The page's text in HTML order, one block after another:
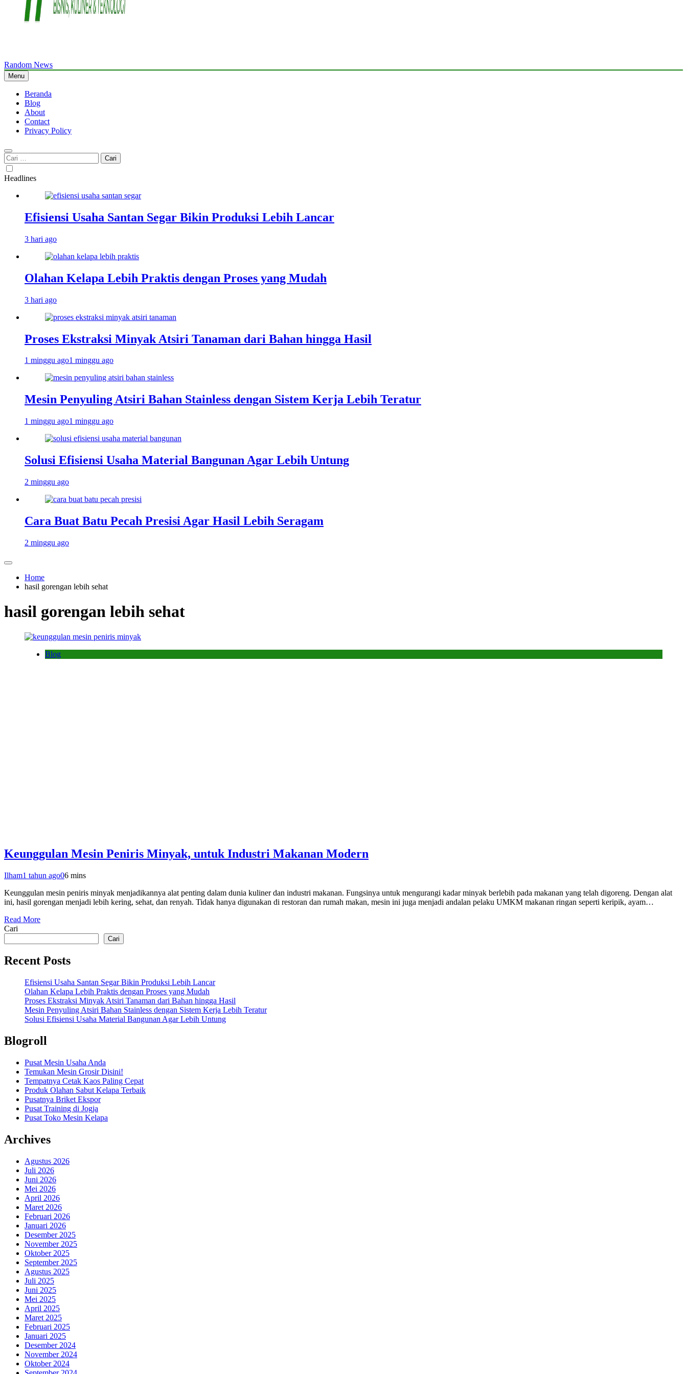
WriteMyPaperme.com
Bisnis, Kuliner, Teknologi
Random News
Menu
Beranda
Blog
About
Contact
Privacy Policy
Cari
untuk:
Headlines
Efisiensi Usaha Santan Segar Bikin Produksi Lebih Lancar
3 hari ago
Olahan Kelapa Lebih Praktis dengan Proses yang Mudah
3 hari ago
Proses Ekstraksi Minyak Atsiri Tanaman dari Bahan hingga Hasil
1 minggu ago1 minggu ago
Mesin Penyuling Atsiri Bahan Stainless dengan Sistem Kerja Lebih Teratur
1 minggu ago1 minggu ago
Solusi Efisiensi Usaha Material Bangunan Agar Lebih Untung
2 minggu ago
Cara Buat Batu Pecah Presisi Agar Hasil Lebih Seragam
2 minggu ago
Home
hasil gorengan lebih sehat
hasil gorengan lebih sehat
Blog
Keunggulan Mesin Peniris Minyak, untuk Industri Makanan Modern
Ilham1 tahun ago06 mins
Keunggulan mesin peniris minyak menjadikannya alat penting dalam dunia kuliner dan industri makanan. Fungsinya untuk mengurangi kadar minyak berlebih pada makanan yang telah digoreng. Dengan alat
ini, hasil gorengan menjadi lebih kering, sehat, dan renyah. Tidak hanya digunakan di restoran dan rumah makan, mesin ini juga menjadi andalan pelaku UMKM makanan ringan seperti keripik, ayam…
Read More
Cari
Cari
Recent Posts
Efisiensi Usaha Santan Segar Bikin Produksi Lebih Lancar
Olahan Kelapa Lebih Praktis dengan Proses yang Mudah
Proses Ekstraksi Minyak Atsiri Tanaman dari Bahan hingga Hasil
Mesin Penyuling Atsiri Bahan Stainless dengan Sistem Kerja Lebih Teratur
Solusi Efisiensi Usaha Material Bangunan Agar Lebih Untung
Blogroll
Pusat Mesin Usaha Anda
Temukan Mesin Grosir Disini!
Tempatnya Cetak Kaos Paling Cepat
Produk Olahan Sabut Kelapa Terbaik
Pusatnya Briket Ekspor
Pusat Training di Jogja
Pusat Toko Mesin Kelapa
Archives
Agustus 2026
Juli 2026
Juni 2026
Mei 2026
April 2026
Maret 2026
Februari 2026
Januari 2026
Desember 2025
November 2025
Oktober 2025
September 2025
Agustus 2025
Juli 2025
Juni 2025
Mei 2025
April 2025
Maret 2025
Februari 2025
Januari 2025
Desember 2024
November 2024
Oktober 2024